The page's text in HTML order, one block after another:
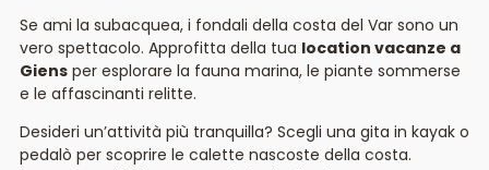
Se ami la subacquea, i fondali della costa del Var sono un
vero spettacolo. Approfitta della tua location vacanze a
Giensper esplorare la fauna marina, le piante sommerse
e le affascinanti relitte.
Desideri un’attività più tranquilla? Scegli una gita in kayak o
pedalò per scoprire le calette nascoste della costa.